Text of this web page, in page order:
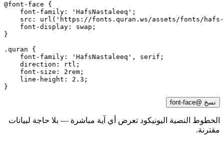
@font-face {
    font-family: 'HafsNastaleeq';
src: url('https://fonts.quran.ws/assets/fonts/
    font-display: swap;
.quran {
    font-family: 'HafsNastaleeq', serif;
    direction: rtl;
    font-size: 2rem;
    line-height: 2.3;
نسخ @font-face
النصية اليونيكود تعرض أي آية مباشرة — بلا حاجة لبيانات